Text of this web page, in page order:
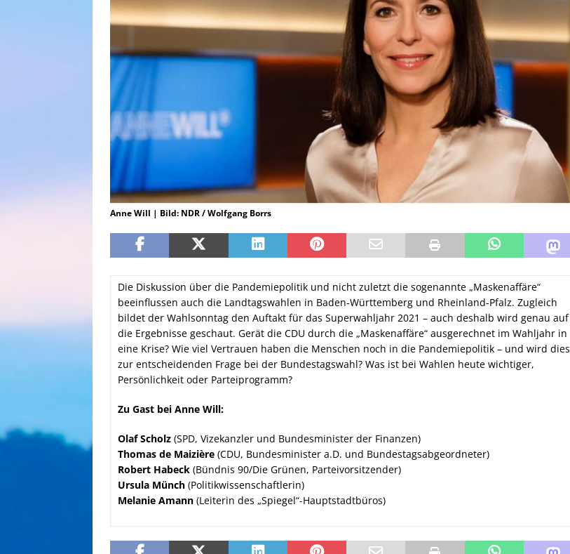
Anne Will | Bild: NDR / Wolfgang Borrs
Die Diskussion über die Pandemiepolitik und nicht zuletzt die sogenannte „Maskenaffäre“
beeinflussen auch die Landtagswahlen in Baden-Württemberg und Rheinland-Pfalz. Zugleich
bildet der Wahlsonntag den Auftakt für das Superwahljahr 2021 – auch deshalb wird genau auf
die Ergebnisse geschaut. Gerät die CDU durch die „Maskenaffäre“ ausgerechnet im Wahljahr in
eine Krise? Wie viel Vertrauen haben die Menschen noch in die Pandemiepolitik – und wird dies
zur entscheidenden Frage bei der Bundestagswahl? Was ist bei Wahlen heute wichtiger,
Persönlichkeit oder Parteiprogramm?
Zu Gast bei Anne Will:
Olaf Scholz (SPD, Vizekanzler und Bundesminister der Finanzen)
Thomas de Maizière (CDU, Bundesminister a.D. und Bundestagsabgeordneter)
Robert Habeck (Bündnis 90/Die Grünen, Parteivorsitzender)
Ursula Münch (Politikwissenschaftlerin)
Melanie Amann (Leiterin des „Spiegel“-Hauptstadtbüros)